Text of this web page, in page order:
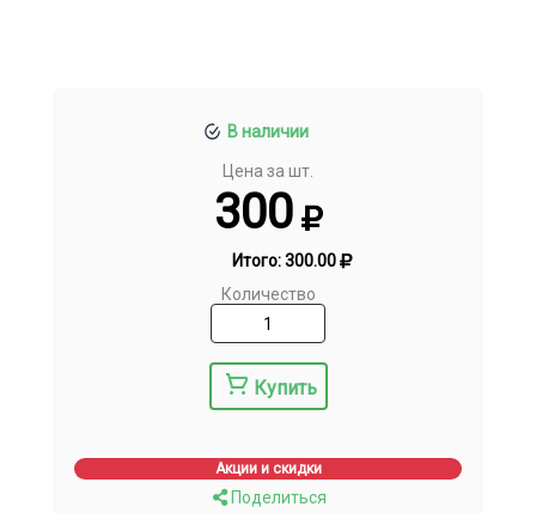
В наличии
Цена за шт.
300
Итого:300.00
Количество
Купить
Акции и скидки
Поделиться